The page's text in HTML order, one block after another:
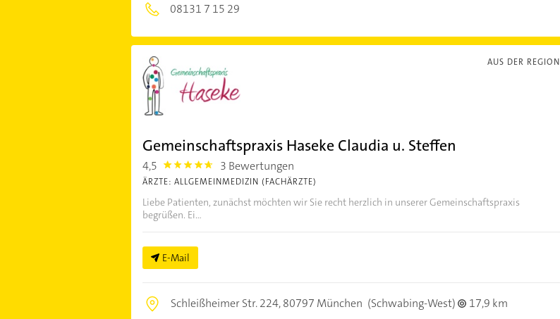
08131 7 15 29
AUS DER REGION
Gemeinschaftspraxis Haseke Claudia u. Steffen
4,5 4.5 3 Bewertungen
ÄRZTE: ALLGEMEINMEDIZIN (FACHÄRZTE)
Liebe Patienten, zunächst möchten wir Sie recht herzlich in unserer Gemeinschaftspraxis
begrüßen. Ei...
E-Mail
Schleißheimer Str. 224,80797 München (Schwabing-West)
17,9 km